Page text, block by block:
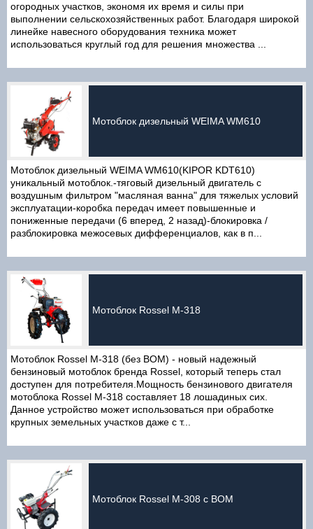
огородных участков, экономя их время и силы при
выполнении сельскохозяйственных работ. Благодаря широкой
линейке навесного оборудования техника может
использоваться круглый год для решения множества ...
Мотоблок дизельный WEIMA WM610
Мотоблок дизельный WEIMA WM610(KIPOR KDT610)
уникальный мотоблок.-тяговый дизельный двигатель с
воздушным фильтром "масляная ванна" для тяжелых условий
эксплуатации-коробка передач имеет повышенные и
пониженные передачи (6 вперед, 2 назад)-блокировка /
разблокировка межосевых дифференциалов, как в п...
Мотоблок Rossel M-318
Мотоблок Rossel М-318 (без ВОМ) - новый надежный
бензиновый мотоблок бренда Rossel, который теперь стал
доступен для потребителя.Мощность бензинового двигателя
мотоблока Rossel М-318 составляет 18 лошадиных сих.
Данное устройство может использоваться при обработке
крупных земельных участков даже с т...
Мотоблок Rossel M-308 с ВОМ